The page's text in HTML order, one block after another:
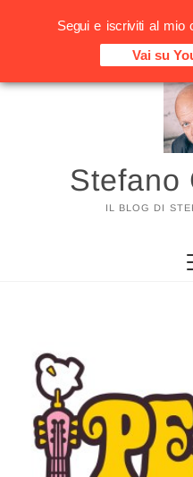
Vai
Stefano
IL BLOG DI
Segui e iscriviti al mio
Vai su